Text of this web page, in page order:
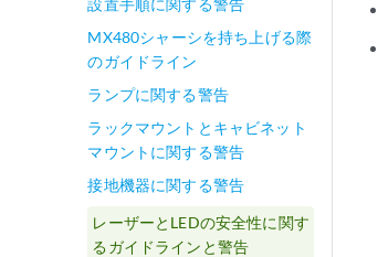
設置手順に関する警告
MX480シャーシを持ち上げる際
のガイドライン
ランプに関する警告
ラックマウントとキャビネット
マウントに関する警告
接地機器に関する警告
レーザーとLEDの安全性に関す
るガイドラインと警告